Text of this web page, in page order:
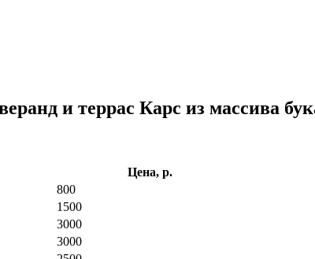
и террас Карс из массива
Цена, р.
800
1500
3000
3000